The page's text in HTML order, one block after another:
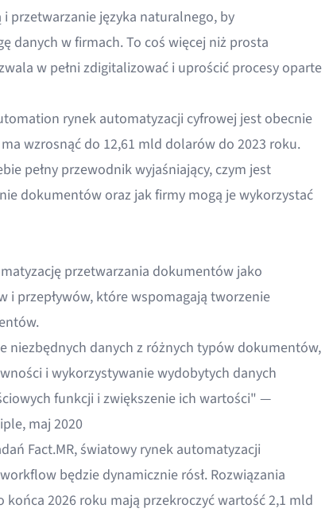
i przetwarzanie języka naturalnego, by
danych w firmach. To coś więcej niż prosta
w pełni zdigitalizować i uprościć procesy oparte
rynek automatyzacji cyfrowej jest obecnie
wzrosnąć do 12,61 mld dolarów do 2023 roku.
pełny przewodnik wyjaśniający, czym jest
dokumentów oraz jak firmy mogą je wykorzystać
przetwarzania dokumentów jako
i przepływów, które wspomagają tworzenie
niezbędnych danych z różnych typów dokumentów,
i wykorzystywanie wydobytych danych
funkcji i zwiększenie ich wartości" —
maj 2020
Fact.MR, światowy rynek automatyzacji
będzie dynamicznie rósł. Rozwiązania
2026 roku mają przekroczyć wartość 2,1 mld